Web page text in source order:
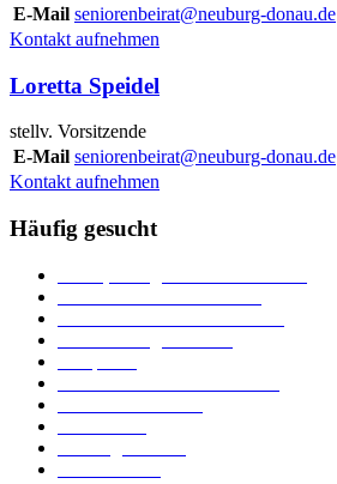
E-Mail seniorenbeirat@neuburg-donau.de
Kontakt aufnehmen
Loretta Speidel
stellv. Vorsitzende
E-Mail seniorenbeirat@neuburg-donau.de
Kontakt aufnehmen
Häufig gesucht